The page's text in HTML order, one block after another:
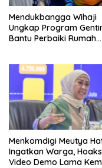
Mendukbangga Wihaji
Ungkap Program
Bantu Perbaiki Rumah
Menkomdigi Meutya
Ingatkan Warga, Hoaks
Video Demo Lama